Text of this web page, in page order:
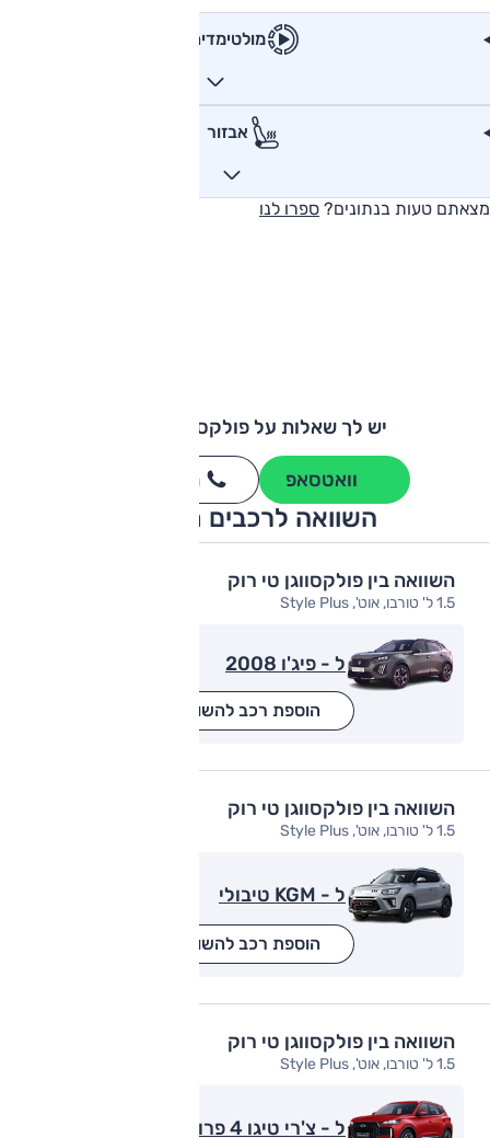
מולטימדיה
אבזור
מצאתם טעות בנתונים? ספרו לנו
יש לך שאלות על פולקסווגן טי רוק?
וואטסאפ חייגו
השוואה לרכבים מתחרים
השוואה בין פולקסווגן טי רוק
1.5 ל' טורבו, אוט', Style Plus
ל - פיג'ו 2008
הוספת רכב להשוואה
השוואה בין פולקסווגן טי רוק
1.5 ל' טורבו, אוט', Style Plus
ל - KGM טיבולי
הוספת רכב להשוואה
השוואה בין פולקסווגן טי רוק
1.5 ל' טורבו, אוט', Style Plus
ל - צ'רי טיגו 4 פרו